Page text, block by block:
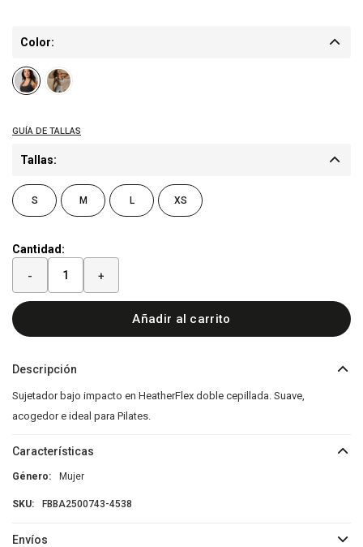
Color:
Tallas:
S M L XS
Cantidad:
- +
Añadir al carrito
Descripción
Sujetador bajo impacto en HeatherFlex doble cepillada. Suave,
acogedor e ideal para Pilates.
Características
Género Mujer
FBBA2500743-4538
Envíos